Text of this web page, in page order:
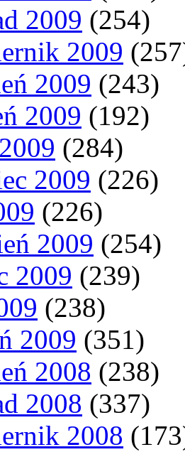
2009 (254)
2009
2009 (243)
2009 (192)
(284)
2009 (226)
(226)
2009 (254)
2009 (239)
(238)
2009 (351)
2008 (238)
2008 (337)
2008